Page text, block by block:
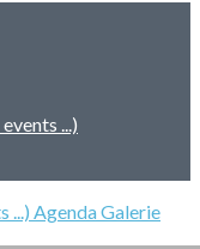
...)
...) AgendaGalerie